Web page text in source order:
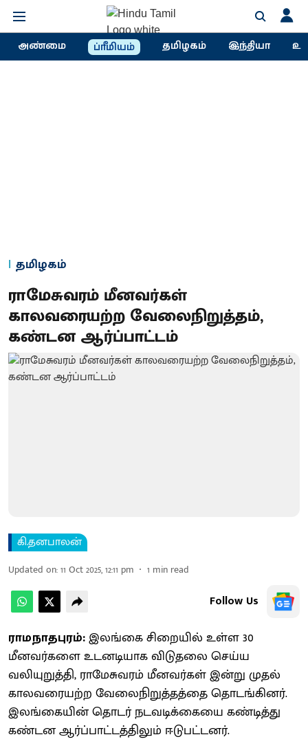
அண்மை ப்ரீமியம் தமிழகம் இந்தியா
தமிழகம்
ராமேசுவரம் மீனவர்கள்
காலவரையற்ற வேலைநிறுத்தம்,
கண்டன ஆர்ப்பாட்டம்
கி.தனபாலன்
Updated on:11 Oct 2025, 12:11 pm 1 min read
Follow Us
ராமநாதபுரம்:இலங்கை சிறையில் உள்ள 30
மீனவர்களை உடனடியாக விடுதலை செய்ய
வலியுறுத்தி, ராமேசுவரம் மீனவர்கள் இன்று முதல்
காலவரையற்ற வேலைநிறுத்தத்தை தொடங்கினர்.
இலங்கையின் தொடர் நடவடிக்கையை கண்டித்து
கண்டன ஆர்ப்பாட்டத்திலும் ஈடுபட்டனர்.